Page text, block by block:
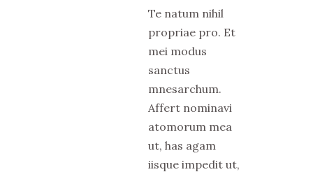
Te natum nihil
propriae pro. Et
mei modus
sanctus
mnesarchum.
Affert nominavi
atomorum mea
ut, has agam
iisque impedit ut,